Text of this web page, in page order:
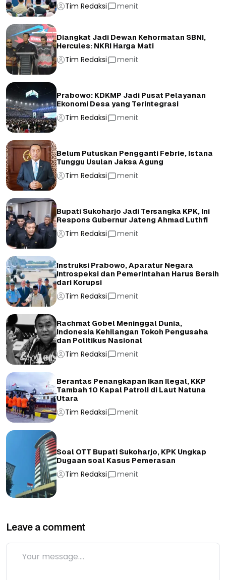
Tim Redaksi menit
Diangkat Jadi Dewan Kehormatan SBNI,
Hercules: NKRI Harga Mati
Tim Redaksi menit
Prabowo: KDKMP Jadi Pusat Pelayanan
Ekonomi Desa yang Terintegrasi
Tim Redaksi menit
Belum Putuskan Pengganti Febrie, Istana
Tunggu Usulan Jaksa Agung
Tim Redaksi menit
Bupati Sukoharjo Jadi Tersangka KPK, Ini
Respons Gubernur Jateng Ahmad Luthfi
Tim Redaksi menit
Instruksi Prabowo, Aparatur Negara
Introspeksi dan Pemerintahan Harus Bersih
dari Korupsi
Tim Redaksi menit
Rachmat Gobel Meninggal Dunia,
Indonesia Kehilangan Tokoh Pengusaha
dan Politikus Nasional
Tim Redaksi menit
Berantas Penangkapan Ikan Ilegal, KKP
Tambah 10 Kapal Patroli di Laut Natuna
Utara
Tim Redaksi menit
Soal OTT Bupati Sukoharjo, KPK Ungkap
Dugaan soal Kasus Pemerasan
Tim Redaksi menit
Leave a comment